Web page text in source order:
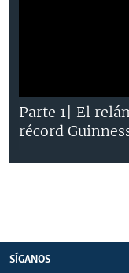
Parte 1| El
récord
SÍGANOS